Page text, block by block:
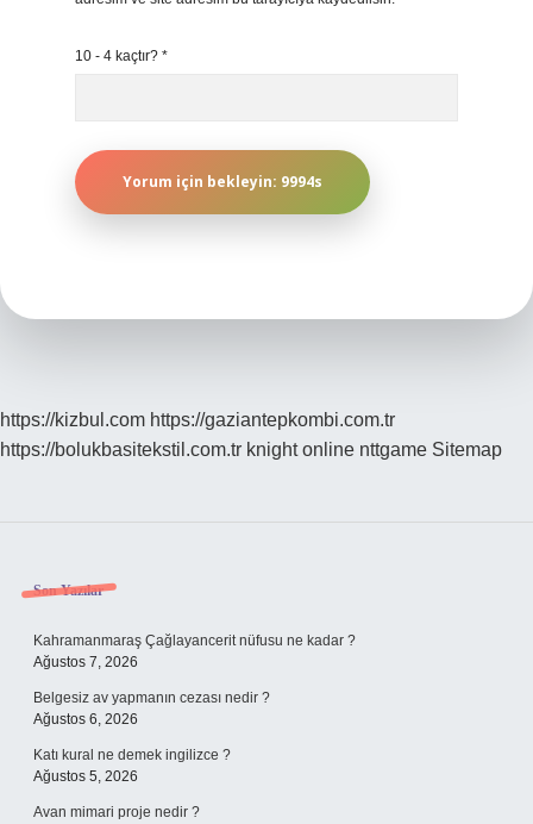
10 - 4 kaçtır? *
https://kizbul.com https://gaziantepkombi.com.tr
https://bolukbasitekstil.com.tr knight online nttgame Sitemap
Sidebar
Son Yazılar
Kahramanmaraş Çağlayancerit nüfusu ne kadar ?
Ağustos 7, 2026
Belgesiz av yapmanın cezası nedir ?
Ağustos 6, 2026
Katı kural ne demek ingilizce ?
Ağustos 5, 2026
Avan mimari proje nedir ?